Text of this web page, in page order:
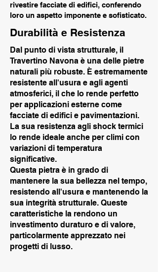
rivestire facciate di edifici, conferendo
loro un aspetto imponente e sofisticato.
Durabilità e Resistenza
Dal punto di vista strutturale, il
Travertino Navona è una delle pietre
naturali più robuste. È estremamente
resistente all'usura e agli agenti
atmosferici, il che lo rende perfetto
per applicazioni esterne come
facciate di edifici e pavimentazioni.
La sua resistenza agli shock termici
lo rende ideale anche per climi con
variazioni di temperatura
significative.
Questa pietra è in grado di
mantenere la sua bellezza nel tempo,
resistendo all'usura e mantenendo la
sua integrità strutturale. Queste
caratteristiche la rendono un
investimento duraturo e di valore,
particolarmente apprezzato nei
progetti di lusso.